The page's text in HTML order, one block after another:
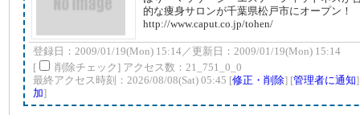
的な痩身サロンが千葉県松戸市にオープン！
http://www.caput.co.jp/tohen/
登録日：2009/01/19(Mon) 15:14／更新日：2009/01/19(Mon) 15:14
[
削除チェック] アクセス数：21_751_0_0
最終アクセス時刻：2026/08/08(Sat) 05:45 [修正・削除] [管理者に通知
加]